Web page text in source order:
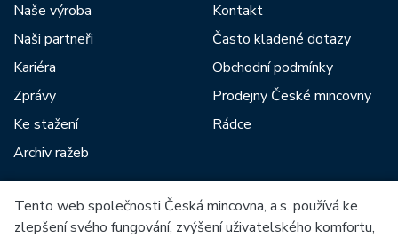
Naše výroba
Naši partneři
Kariéra
Zprávy
Ke stažení
Archiv ražeb
Kontakt
Často kladené dotazy
Obchodní podmínky
Prodejny České mincovny
Rádce
Mezi naše partnery patří:
Tento web společnosti Česká mincovna, a.s. používá ke
zlepšení svého fungování, zvýšení uživatelského komfortu,